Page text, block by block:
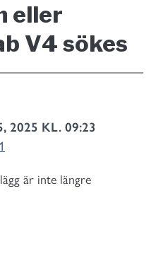
eller
V4 sökes
2025 KL. 09:23
är inte längre